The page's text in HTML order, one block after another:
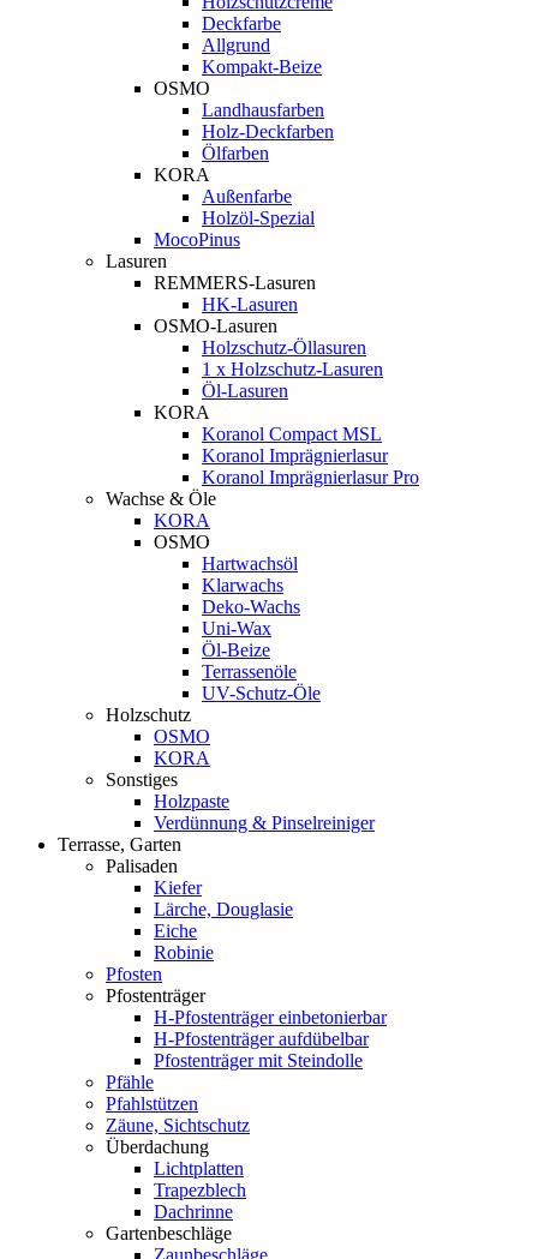
Deckfarbe
Allgrund
Kompakt-Beize
OSMO
Landhausfarben
Holz-Deckfarben
Ölfarben
KORA
Außenfarbe
Holzöl-Spezial
MocoPinus
Lasuren
REMMERS-Lasuren
HK-Lasuren
OSMO-Lasuren
Holzschutz-Öllasuren
1 x Holzschutz-Lasuren
Öl-Lasuren
KORA
Koranol Compact MSL
Koranol Imprägnierlasur
Koranol Imprägnierlasur Pro
Wachse & Öle
KORA
OSMO
Hartwachsöl
Klarwachs
Deko-Wachs
Uni-Wax
Öl-Beize
Terrassenöle
UV-Schutz-Öle
Holzschutz
OSMO
KORA
Sonstiges
Holzpaste
Verdünnung & Pinselreiniger
Terrasse, Garten
Palisaden
Kiefer
Lärche, Douglasie
Eiche
Robinie
Pfosten
Pfostenträger
H-Pfostenträger einbetonierbar
H-Pfostenträger aufdübelbar
Pfostenträger mit Steindolle
Pfähle
Pfahlstützen
Zäune, Sichtschutz
Überdachung
Lichtplatten
Trapezblech
Dachrinne
Gartenbeschläge
Zaunbeschläge